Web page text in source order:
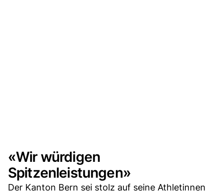
«Wir würdigen
Spitzenleistungen»
Der Kanton Bern sei stolz auf seine Athletinnen